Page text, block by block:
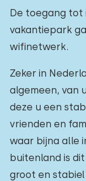
De toegang tot
vakantiepark
wifinetwerk.
Zeker in
algemeen, van
deze u een
vrienden en
waar bijna alle
buitenland is
groot en